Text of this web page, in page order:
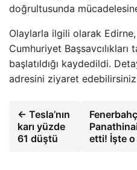
doğrultusunda
Olaylarla ilgili olarak
Cumhuriyet Başsavcılıkları
başlatıldığı kaydedildi.
adresini ziyaret
← Tesla’nın
karı yüzde
61 düştü
etti! İşte